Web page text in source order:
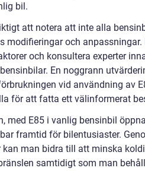
bil.
att notera att inte alla
modifieringar och
och konsultera experter
En noggrann
vid användning av
för att fatta ett välinformerat
med E85 i vanlig bensinbil
framtid för bilentusiaster.
kan man bidra till att minska
samtidigt som man